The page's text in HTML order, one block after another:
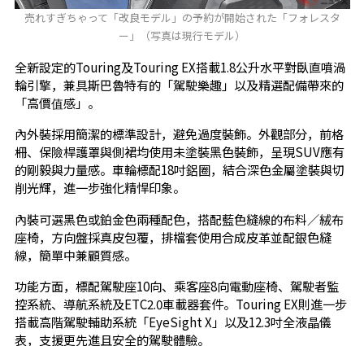
売れすぎちゃって「改良モデル」の予約が開始された「フォレスタ
ー」（写真は現行モデル）
全新設定的Touring及Touring EX搭載1.8公升水平對臥直噴渦
輪引擎，兼具斯巴魯特有的「駕駛樂趣」以及精選配備帶來的
「高價值感」。
內外裝採用簡潔的標準設計，避免過度裝飾。外觀部分，前格
柵、保險桿護罩與側裙均使用未塗裝黑色裝飾，呈現SUV應有
的剛毅與力量感。車輪標配18吋鋁圈，結合深色金屬塗裝與切
削光輝，進一步強化精悍印象。
內裝可選黑色或鉑金色兩種配色，搭配藍色縫線的布料／絨布
座椅，方向盤採真皮包覆，排檔套使用合成皮革並配銀色縫
線，簡單中兼顧質感。
功能方面，標配駕駛座10向、乘客座8向電動座椅、駕駛者監
控系統、導航系統及ETC2.0車載器套件。Touring EX則進一步
搭載高階駕駛輔助系統「EyeSight X」以及12.3吋全液晶儀
表，支援更先進且安全的駕駛體驗。